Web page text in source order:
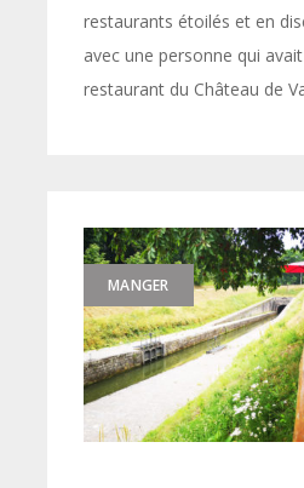
restaurants étoilés et en
avec une personne qui
restaurant du Château de
MANGER